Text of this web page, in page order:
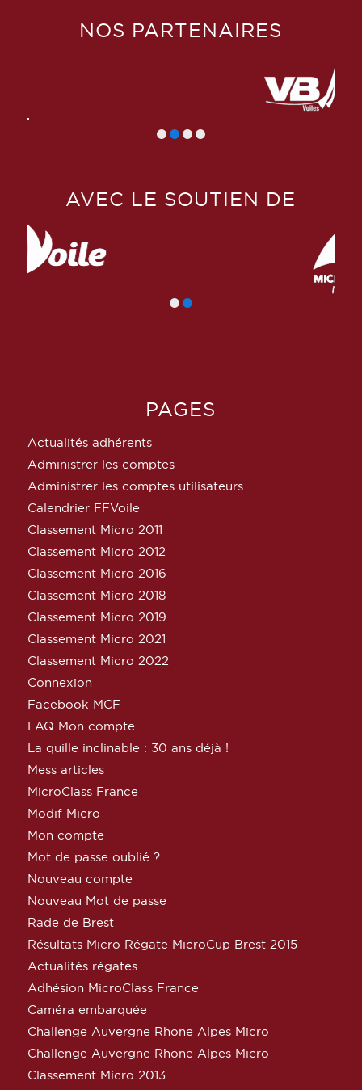
NOS PARTENAIRES
AVEC LE SOUTIEN DE
PAGES
Actualités adhérents
Administrer les comptes
Administrer les comptes utilisateurs
Calendrier FFVoile
Classement Micro 2011
Classement Micro 2012
Classement Micro 2016
Classement Micro 2018
Classement Micro 2019
Classement Micro 2021
Classement Micro 2022
Connexion
Facebook MCF
FAQ Mon compte
La quille inclinable : 30 ans déjà !
Mess articles
MicroClass France
Modif Micro
Mon compte
Mot de passe oublié ?
Nouveau compte
Nouveau Mot de passe
Rade de Brest
Résultats Micro Régate MicroCup Brest 2015
Actualités régates
Adhésion MicroClass France
Caméra embarquée
Challenge Auvergne Rhone Alpes Micro
Challenge Auvergne Rhone Alpes Micro
Classement Micro 2013